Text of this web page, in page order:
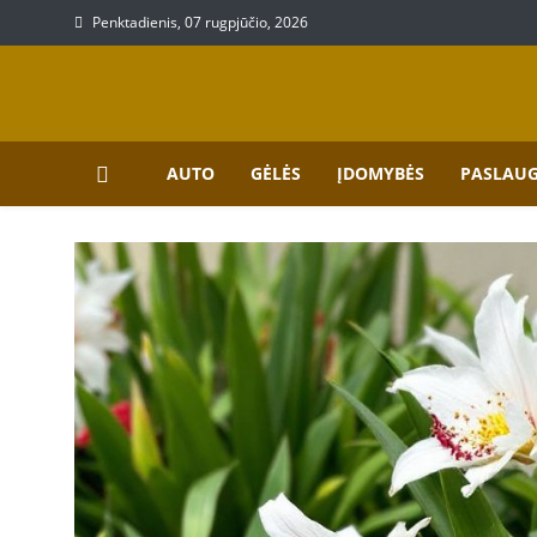
to
Penktadienis, 07 rugpjūčio, 2026
AUTO GĖLĖS ĮDOMYBĖS